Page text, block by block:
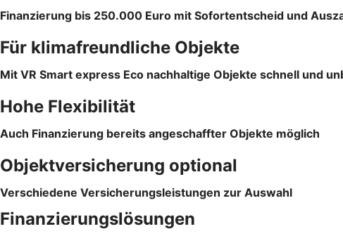
Finanzierung bis 250.000 Euro mit Sofortentscheid und
Für klimafreundliche Objekte
Mit VR Smart express Eco nachhaltige Objekte schnell und
Hohe Flexibilität
Auch Finanzierung bereits angeschaffter Objekte möglich
Objektversicherung optional
Verschiedene Versicherungsleistungen zur Auswahl
Finanzierungslösungen